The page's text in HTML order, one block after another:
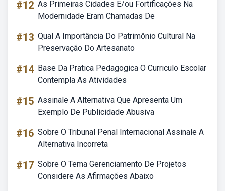
#12 As Primeiras Cidades E/ou Fortificações Na
Modernidade Eram Chamadas De
#13 Qual A Importância Do Patrimônio Cultural Na
Preservação Do Artesanato
#14 Base Da Pratica Pedagogica O Curriculo Escolar
Contempla As Atividades
#15 Assinale A Alternativa Que Apresenta Um
Exemplo De Publicidade Abusiva
#16 Sobre O Tribunal Penal Internacional Assinale A
Alternativa Incorreta
#17 Sobre O Tema Gerenciamento De Projetos
Considere As Afirmações Abaixo